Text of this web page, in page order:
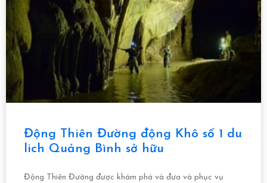
Động Thiên Đường động Khô số 1 du
lich Quảng Bình sở hữu
Động Thiên Đường được khám phá và đưa và phục vụ